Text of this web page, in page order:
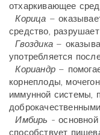
отхаркивающее
Корица –
средство,
Гвоздика –
употребляется
Кориандр –
корнеплоды,
иммунной системы,
Имбирь -
способствует